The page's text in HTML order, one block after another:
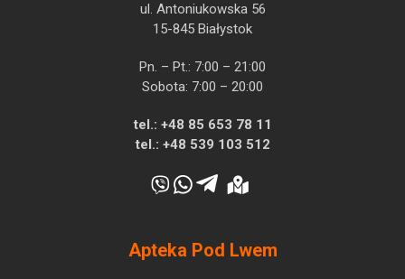
ul. Antoniukowska 56
15-845 Białystok
Pn. – Pt.: 7:00 – 21:00
Sobota: 7:00 – 20:00
tel.: +48 85 653 78 11
tel.: +48 539 103 512
Apteka Pod Lwem